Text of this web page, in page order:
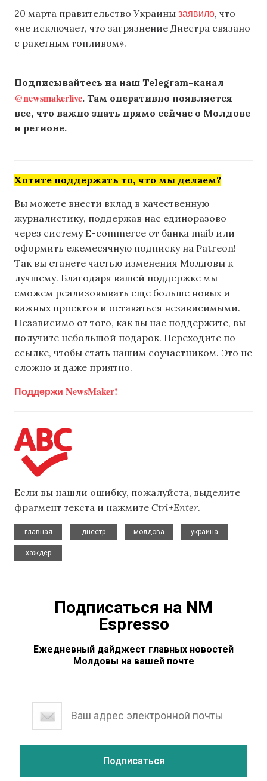
20 марта правительство Украины заявило, что
«не исключает, что загрязнение Днестра связано
с ракетным топливом».
Подписывайтесь на наш Telegram-канал
@newsmakerlive. Там оперативно появляется
все, что важно знать прямо сейчас о Молдове
и регионе.
Хотите поддержать то, что мы делаем?
Вы можете внести вклад в качественную
журналистику, поддержав нас единоразово
через систему E-commerce от банка maib или
оформить ежемесячную подписку на Patreon!
Так вы станете частью изменения Молдовы к
лучшему. Благодаря вашей поддержке мы
сможем реализовывать еще больше новых и
важных проектов и оставаться независимыми.
Независимо от того, как вы нас поддержите, вы
получите небольшой подарок. Переходите по
ссылке, чтобы стать нашим соучастником. Это не
сложно и даже приятно.
Поддержи NewsMaker!
Если вы нашли ошибку, пожалуйста, выделите
фрагмент текста и нажмите Ctrl+Enter.
главная
днестр
молдова
украина
хаждер
Подписаться на NM
Espresso
Ежедневный дайджест главных новостей
Молдовы на вашей почте